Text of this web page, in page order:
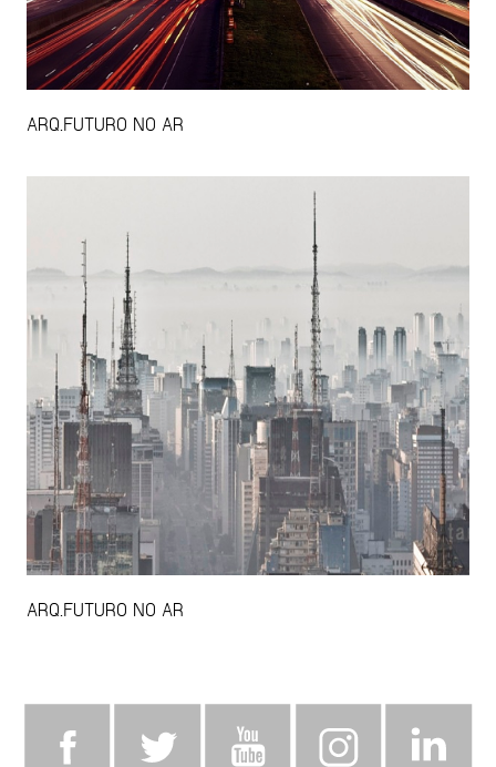
ARQ.FUTURO NO AR
ARQ.FUTURO NO AR